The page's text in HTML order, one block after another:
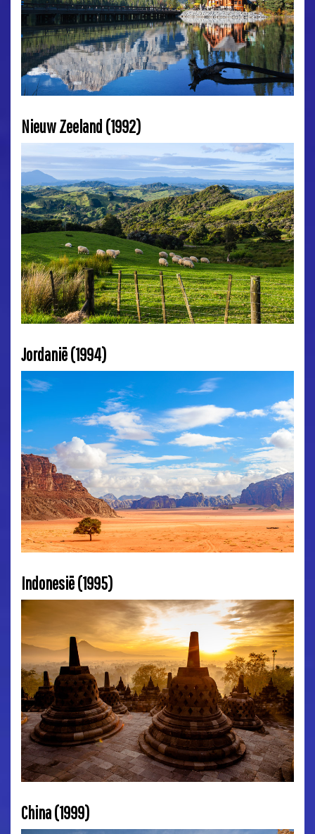
Nieuw Zeeland (1992)
Jordanië (1994)
Indonesië (1995)
China (1999)